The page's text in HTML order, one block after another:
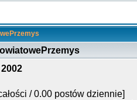
/ 0.00 postów dziennie]